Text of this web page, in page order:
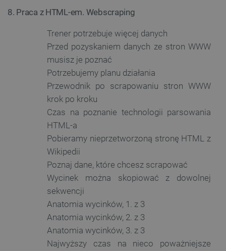
8. Praca z HTML-em. Webscraping
Trener potrzebuje więcej danych
Przed pozyskaniem danych ze stron WWW
musisz je poznać
Potrzebujemy planu działania
Przewodnik po scrapowaniu stron WWW
krok po kroku
Czas na poznanie technologii parsowania
HTML-a
Pobieramy nieprzetworzoną stronę HTML z
Wikipedii
Poznaj dane, które chcesz scrapować
Wycinek można skopiować z dowolnej
sekwencji
Anatomia wycinków, 1. z 3
Anatomia wycinków, 2. z 3
Anatomia wycinków, 3. z 3
Najwyższy czas na nieco poważniejsze
CookieScriptConsent
botland.com.pl
LaVisitorId_Ym90bGFuZC5sYWRlc2suY29tLw .botland.com.pl